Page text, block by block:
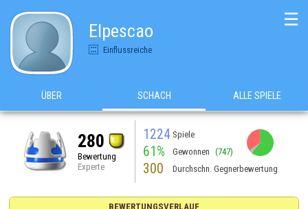
Elpescao
Einflussreiche
☰
ÜBER SCHACH ALLE SPIELE
280
Bewertung
Experte
1224 Spiele
61% Gewonnen (747)
300 Durchschn. Gegnerbewertung
BEWERTUNGSVERLAUF